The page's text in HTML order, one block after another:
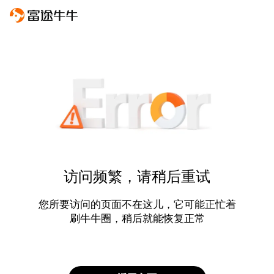
访问频繁，请稍后重试
您所要访问的页面不在这儿，它可能正忙着
刷牛牛圈，稍后就能恢复正常